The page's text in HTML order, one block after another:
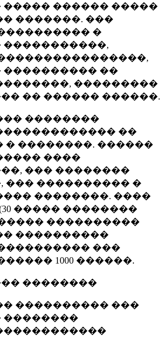
������ �����
�������. ���
�
��
���������
�� ������ ������.
��������
��
� ��������. ������
����
��� ��������
��� ���������� �
��������. ����
30 ����� ��������
����������
����������
���
1000 ������.
��������
���������� ���
��������